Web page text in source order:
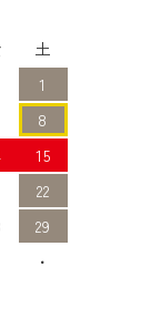
土
1
8
15
22
29
・